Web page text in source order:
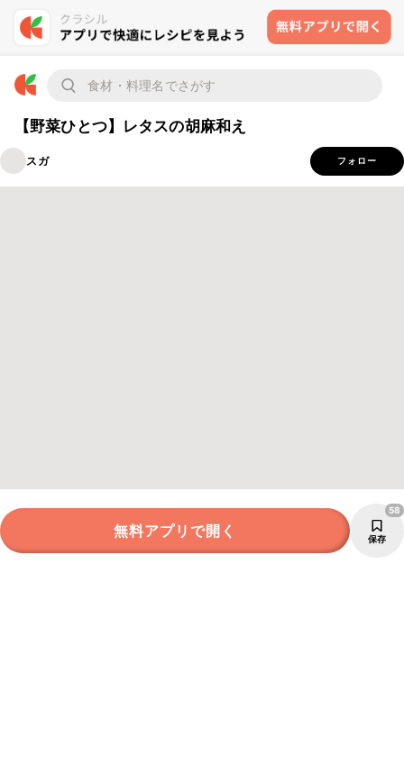
【野菜ひとつ】レタスの胡麻和え
スガ フォロー
無料アプリで開く 保存
58